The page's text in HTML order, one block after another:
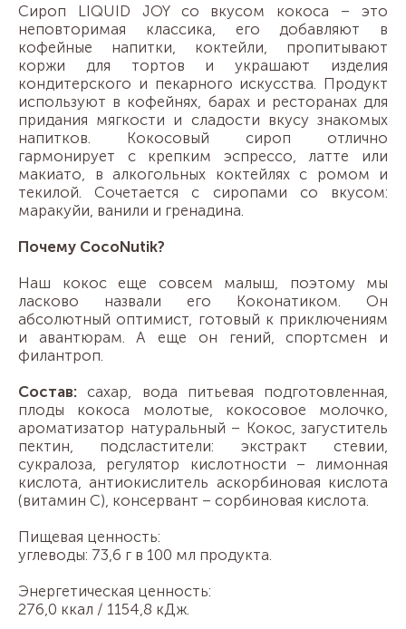
Сироп LIQUID JOY со вкусом кокоса – это
неповторимая классика, его добавляют в
кофейные напитки, коктейли, пропитывают
коржи для тортов и украшают изделия
кондитерского и пекарного искусства. Продукт
используют в кофейнях, барах и ресторанах для
придания мягкости и сладости вкусу знакомых
напитков. Кокосовый сироп отлично
гармонирует с крепким эспрессо, латте или
макиато, в алкогольных коктейлях с ромом и
текилой. Сочетается с сиропами со вкусом:
маракуйи, ванили и гренадина.
Почему CocoNutik?
Наш кокос еще совсем малыш, поэтому мы
ласково назвали его Коконатиком. Он
абсолютный оптимист, готовый к приключениям
и авантюрам. А еще он гений, спортсмен и
филантроп.
Состав:сахар, вода питьевая подготовленная,
плоды кокоса молотые, кокосовое молочко,
ароматизатор натуральный – Кокос, загуститель
пектин, подсластители: экстракт стевии,
сукралоза, регулятор кислотности – лимонная
кислота, антиокислитель аскорбиновая кислота
(витамин С), консервант – сорбиновая кислота.
Пищевая ценность:
углеводы: 73,6 г в 100 мл продукта.
Энергетическая ценность:
276,0 ккал / 1154,8 кДж.